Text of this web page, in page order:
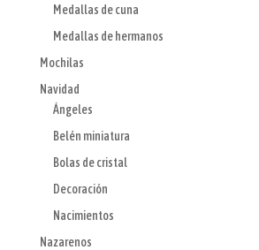
Medallas de cuna
Medallas de hermanos
Mochilas
Navidad
Ángeles
Belén miniatura
Bolas de cristal
Decoración
Nacimientos
Nazarenos